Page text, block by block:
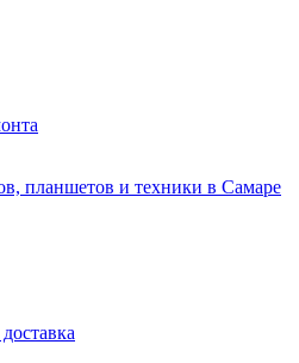
планшетов и техники в Самаре